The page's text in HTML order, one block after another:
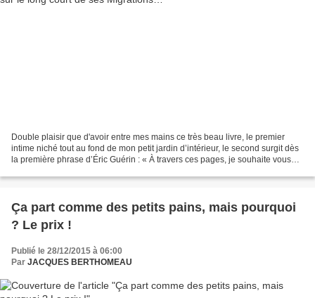
Double plaisir que d'avoir entre mes mains ce très beau livre, le premier
intime niché tout au fond de mon petit jardin d’intérieur, le second surgit dès
la première phrase d’Éric Guérin : « À travers ces pages, je souhaite vous
Ça part comme des petits pains, mais pourquoi
? Le prix !
Publié le 28/12/2015 à 06:00
Par JACQUES BERTHOMEAU